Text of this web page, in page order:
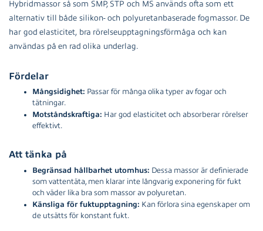
Hybridmassor så som SMP, STP och MS används ofta som ett
alternativ till både silikon- och polyuretanbaserade fogmassor. De
har god elasticitet, bra rörelseupptagningsförmåga och kan
användas på en rad olika underlag.
Fördelar
Mångsidighet: Passar för många olika typer av fogar och
tätningar.
Motståndskraftiga: Har god elasticitet och absorberar rörelser
effektivt.
Att tänka på
Begränsad hållbarhet utomhus: Dessa massor är definierade
som vattentäta, men klarar inte långvarig exponering för fukt
och väder lika bra som massor av polyuretan.
Känsliga för fuktupptagning: Kan förlora sina egenskaper om
de utsätts för konstant fukt.